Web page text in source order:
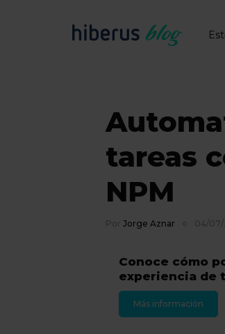
tareas
NPM
Por Jorge Aznar 04/
Conoce cómo
experiencia de
Más información